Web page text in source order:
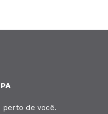
perto de você.